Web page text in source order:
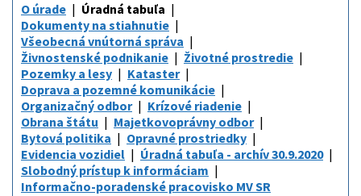
O úrade
Úradná tabuľa
Dokumenty na stiahnutie
Všeobecná vnútorná správa
Živnostenské podnikanie
Životné prostredie
Pozemky a lesy
Kataster
Doprava a pozemné komunikácie
Organizačný odbor
Krízové riadenie
Obrana štátu
Majetkovoprávny odbor
Bytová politika
Opravné prostriedky
Evidencia vozidiel
Úradná tabuľa - archív 30.9.2020
Slobodný prístup k informáciam
Informačno-poradenské pracovisko MV SR